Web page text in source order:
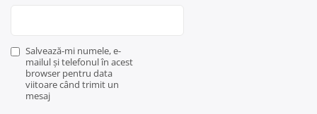
Salvează-mi numele, e-
mailul și telefonul în acest
browser pentru data
viitoare când trimit un
mesaj